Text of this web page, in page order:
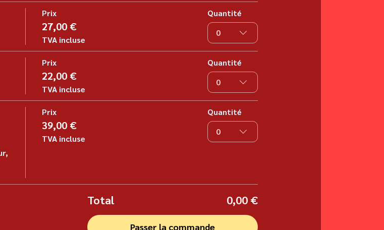
Prix
27,00 €
TVA incluse
Quantité
0
Prix
22,00 €
TVA incluse
Quantité
0
Prix
39,00 €
TVA incluse
Quantité
0
Total 0,00 €
Passer la commande